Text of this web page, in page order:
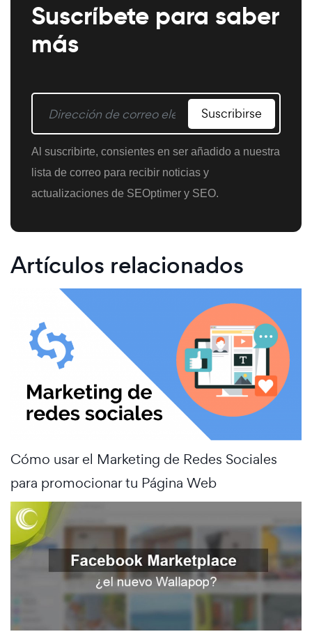
Suscríbete para saber
más
Suscribirse
Al suscribirte, consientes en ser añadido a nuestra
lista de correo para recibir noticias y
actualizaciones de SEOptimer y SEO.
Artículos relacionados
Cómo usar el Marketing de Redes Sociales
para promocionar tu Página Web